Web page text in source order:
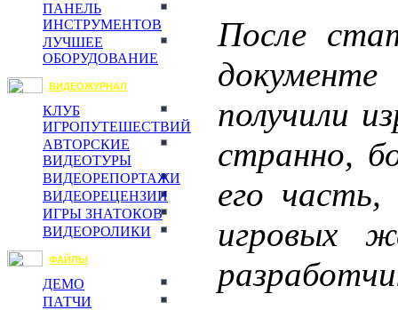
ПАНЕЛЬ
ИНСТРУМЕНТОВ
ЛУЧШЕЕ
ОБОРУДОВАНИЕ
ВИДЕОЖУРНАЛ
КЛУБ
ИГРОПУТЕШЕСТВИЙ
АВТОРСКИЕ
ВИДЕОТУРЫ
ВИДЕОРЕПОРТАЖИ
ВИДЕОРЕЦЕНЗИИ
ИГРЫ ЗНАТОКОВ
ВИДЕОРОЛИКИ
ФАЙЛЫ
ДЕМО
ПАТЧИ
После
получили
странно,
его часть,
игровых